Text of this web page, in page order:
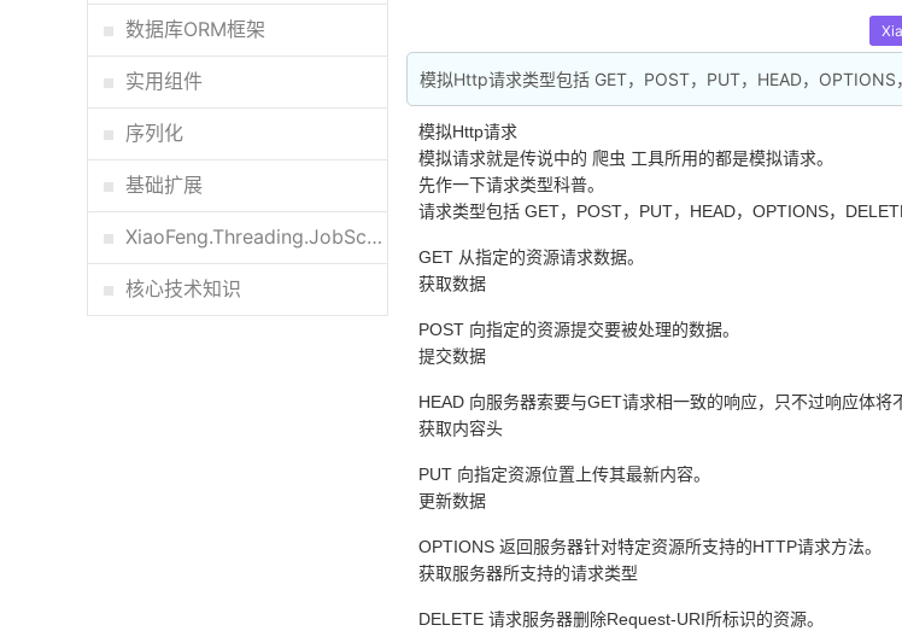
数据库ORM框架
实用组件
序列化
基础扩展
XiaoFeng.Threading.JobScheduler调度器
核心技术知识
模拟Http请求类型包括 GET，POST，PUT，HEAD，OPTIONS
模拟Http请求
模拟请求就是传说中的 爬虫 工具所用的都是模拟请求。
先作一下请求类型科普。
请求类型包括 GET，POST，PUT，HEAD，OPTIONS，
GET 从指定的资源请求数据。
获取数据
POST 向指定的资源提交要被处理的数据。
提交数据
HEAD 向服务器索要与GET请求相一致的响应，只不过响应体将
获取内容头
PUT 向指定资源位置上传其最新内容。
更新数据
OPTIONS 返回服务器针对特定资源所支持的HTTP请求方法。
获取服务器所支持的请求类型
DELETE 请求服务器删除Request-URI所标识的资源。